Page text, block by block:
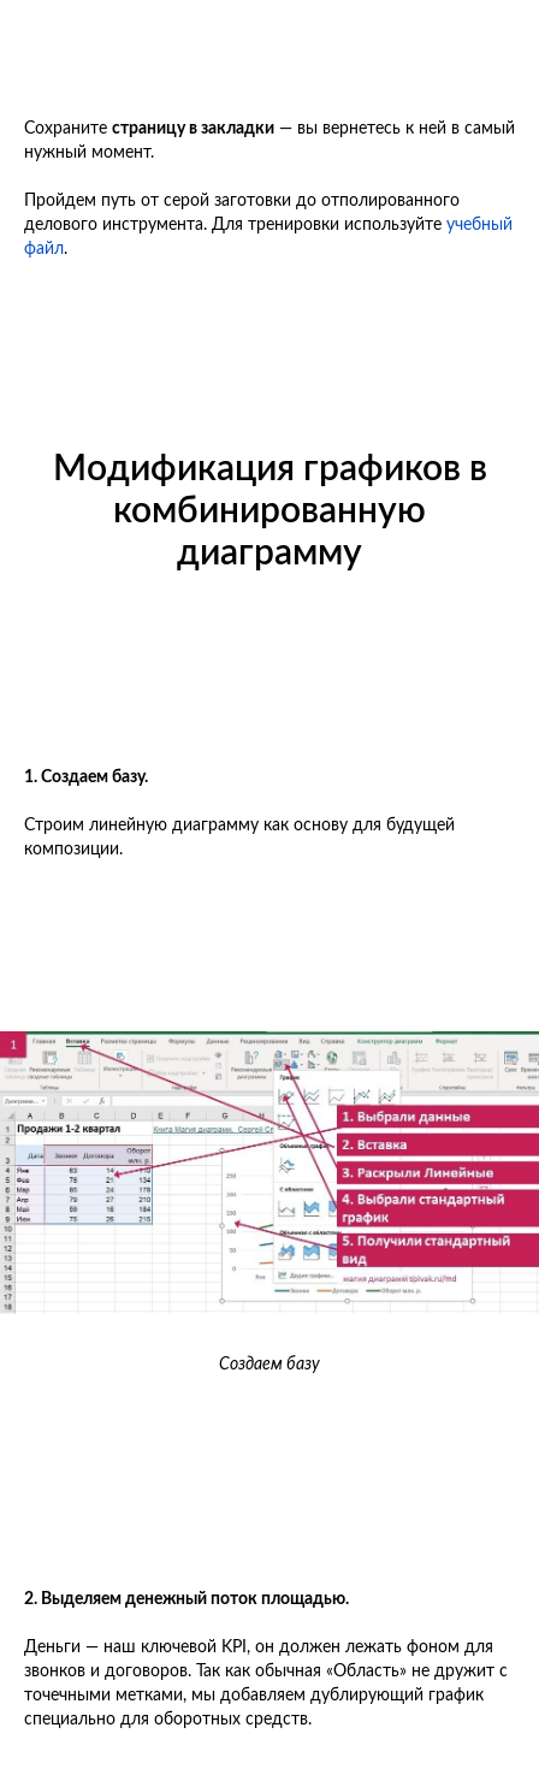
Сохраните страницу в закладки — вы вернетесь к ней в самый
нужный момент.
Пройдем путь от серой заготовки до отполированного
делового инструмента. Для тренировки используйте учебный
файл.
Модификация графиков в
комбинированную
диаграмму
1. Создаем базу.
Строим линейную диаграмму как основу для будущей
композиции.
Создаем базу
2. Выделяем денежный поток площадью.
Деньги — наш ключевой KPI, он должен лежать фоном для
звонков и договоров. Так как обычная «Область» не дружит с
точечными метками, мы добавляем дублирующий график
специально для оборотных средств.